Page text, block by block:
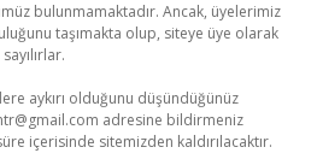
bulunmamaktadır. Ancak, üyelerimiz
taşımakta olup, siteye üye olarak
aykırı olduğunu düşündüğünüz
adresine bildirmeniz
içerisinde sitemizden kaldırılacaktır.